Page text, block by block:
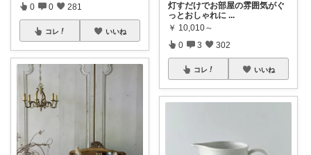
0 0 281
コレ いいね
灯すだけでお部屋の雰囲気がぐ
っとおしゃれに ...
￥ 10,010～
0 3 302
コレ いいね